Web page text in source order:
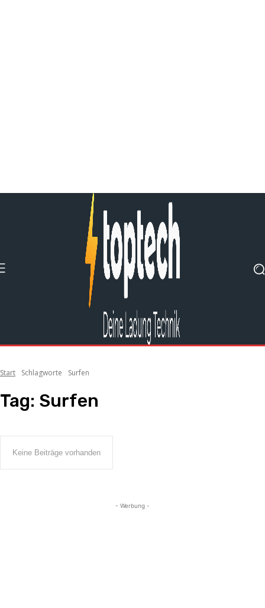
Start Schlagworte Surfen
Tag: Surfen
Keine Beiträge vorhanden
- Werbung -